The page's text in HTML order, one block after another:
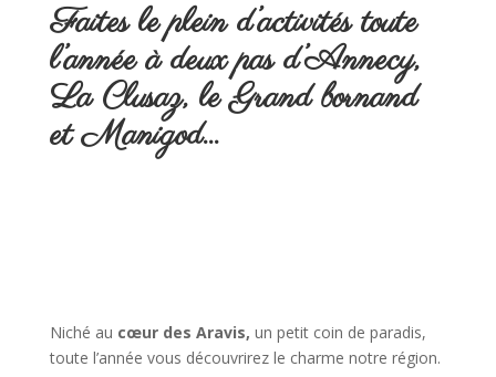
Faites le plein d’activités toute
l’année à deux pas d’Annecy,
La Clusaz, le Grand bornand
et Manigod…
Niché au cœur des Aravis, un petit coin de paradis,
toute l’année vous découvrirez le charme notre région.